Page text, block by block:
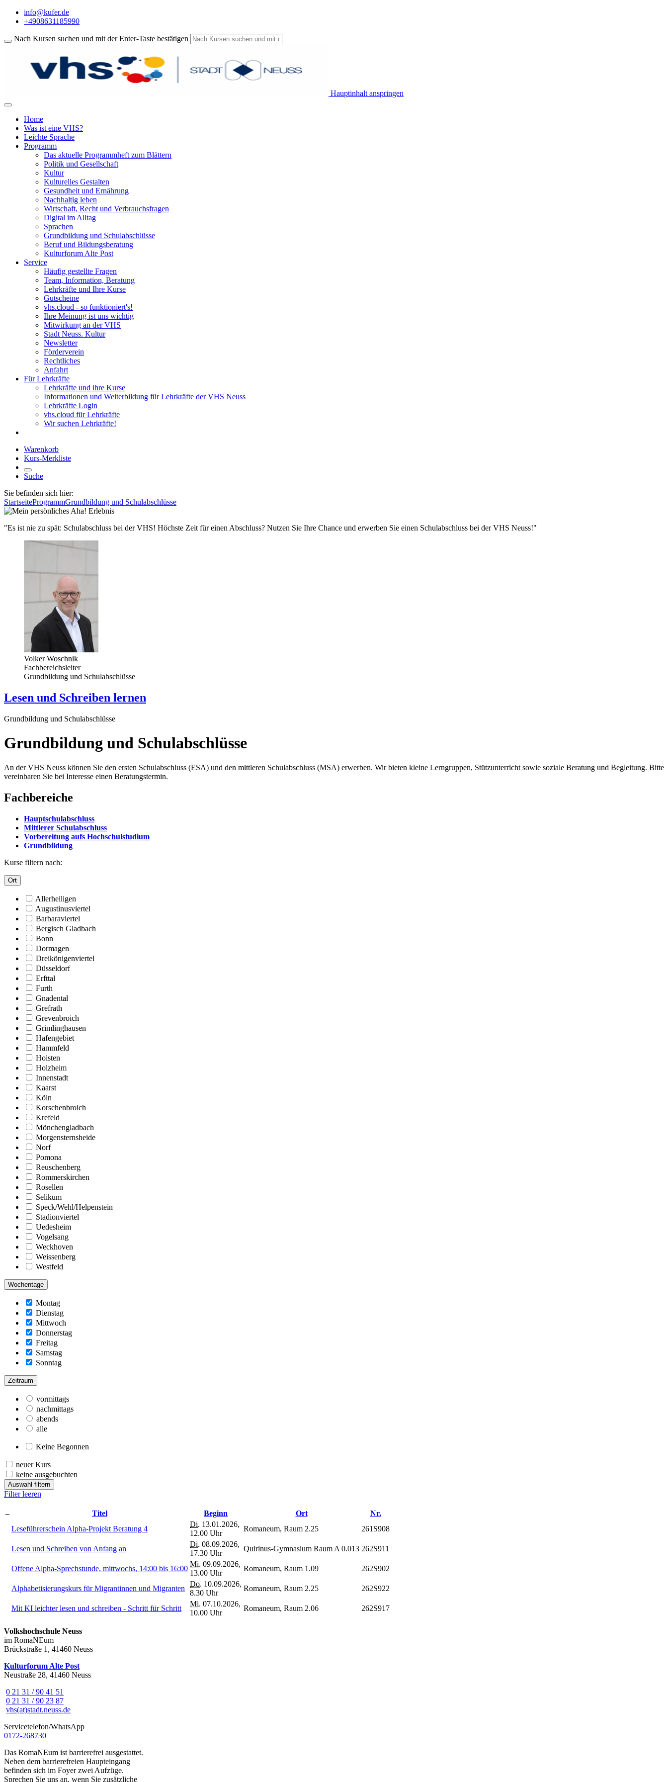
info@kufer.de
+4908631185990
Nach Kursen suchen und mit der Enter-Taste bestätigen
Hauptinhalt anspringen
Home
Was ist eine VHS?
Leichte Sprache
Programm
Das aktuelle Programmheft zum Blättern
Politik und Gesellschaft
Kultur
Kulturelles Gestalten
Gesundheit und Ernährung
Nachhaltig leben
Wirtschaft, Recht und Verbrauchsfragen
Digital im Alltag
Sprachen
Grundbildung und Schulabschlüsse
Beruf und Bildungsberatung
Kulturforum Alte Post
Service
Häufig gestellte Fragen
Team, Information, Beratung
Lehrkräfte und Ihre Kurse
Gutscheine
vhs.cloud - so funktioniert's!
Ihre Meinung ist uns wichtig
Mitwirkung an der VHS
Stadt Neuss. Kultur
Newsletter
Förderverein
Rechtliches
Anfahrt
Für Lehrkräfte
Lehrkräfte und ihre Kurse
Informationen und Weiterbildung für Lehrkräfte der VHS Neuss
Lehrkräfte Login
vhs.cloud für Lehrkräfte
Wir suchen Lehrkräfte!
Warenkorb
Kurs-Merkliste
Suche
Sie befinden sich hier:
StartseiteProgrammGrundbildung und Schulabschlüsse
"Es ist nie zu spät: Schulabschluss bei der VHS! Höchste Zeit für einen Abschluss? Nutzen Sie Ihre Chance und erwerben Sie einen Schulabschluss bei der VHS Neuss!"
Volker Woschnik
Fachbereichsleiter
Grundbildung und Schulabschlüsse
Lesen und Schreiben lernen
Grundbildung und Schulabschlüsse
Grundbildung und Schulabschlüsse
An der VHS Neuss können Sie den ersten Schulabschluss (ESA) und den mittleren Schulabschluss (MSA) erwerben. Wir bieten kleine Lerngruppen, Stützunterricht sowie soziale Beratung und Begleitung. Bitte
vereinbaren Sie bei Interesse einen Beratungstermin.
Fachbereiche
Hauptschulabschluss
Mittlerer Schulabschluss
Vorbereitung aufs Hochschulstudium
Grundbildung
Kurse filtern nach:
Ort
Allerheiligen
Augustinusviertel
Barbaraviertel
Bergisch Gladbach
Bonn
Dormagen
Dreikönigenviertel
Düsseldorf
Erfttal
Furth
Gnadental
Grefrath
Grevenbroich
Grimlinghausen
Hafengebiet
Hammfeld
Hoisten
Holzheim
Innenstadt
Kaarst
Köln
Korschenbroich
Krefeld
Mönchengladbach
Morgensternsheide
Norf
Pomona
Reuschenberg
Rommerskirchen
Rosellen
Selikum
Speck/Wehl/Helpenstein
Stadionviertel
Uedesheim
Vogelsang
Weckhoven
Weissenberg
Westfeld
Wochentage
Montag
Dienstag
Mittwoch
Donnerstag
Freitag
Samstag
Sonntag
Zeitraum
vormittags
nachmittags
abends
alle
Keine Begonnen
neuer Kurs
keine ausgebuchten
Auswahl filtern
Filter leeren
– Titel Beginn Ort
Nr.
Leseführerschein Alpha-Projekt Beratung 4
Di. 13.01.2026,
12.00 Uhr
Romaneum, Raum 2.25 261S908
Lesen und Schreiben von Anfang an
Di. 08.09.2026,
17.30 Uhr
Quirinus-Gymnasium Raum A 0.013 262S911
Offene Alpha-Sprechstunde, mittwochs, 14:00 bis 16:00
Mi. 09.09.2026,
13.00 Uhr
Romaneum, Raum 1.09 262S902
Alphabetisierungskurs für Migrantinnen und Migranten
Do. 10.09.2026,
8.30 Uhr
Romaneum, Raum 2.25 262S922
Mit KI leichter lesen und schreiben - Schritt für Schritt
Mi. 07.10.2026,
10.00 Uhr
Romaneum, Raum 2.06 262S917
Volkshochschule Neuss
im RomaNEum
Brückstraße 1, 41460 Neuss
Kulturforum Alte Post
Neustraße 28, 41460 Neuss
0 21 31 / 90 41 51
0 21 31 / 90 23 87
vhs(at)stadt.neuss.de
Servicetelefon/WhatsApp
0172-268730
Das RomaNEum ist barrierefrei ausgestattet.
Neben dem barrierefreien Haupteingang
befinden sich im Foyer zwei Aufzüge.
Sprechen Sie uns an, wenn Sie zusätzliche